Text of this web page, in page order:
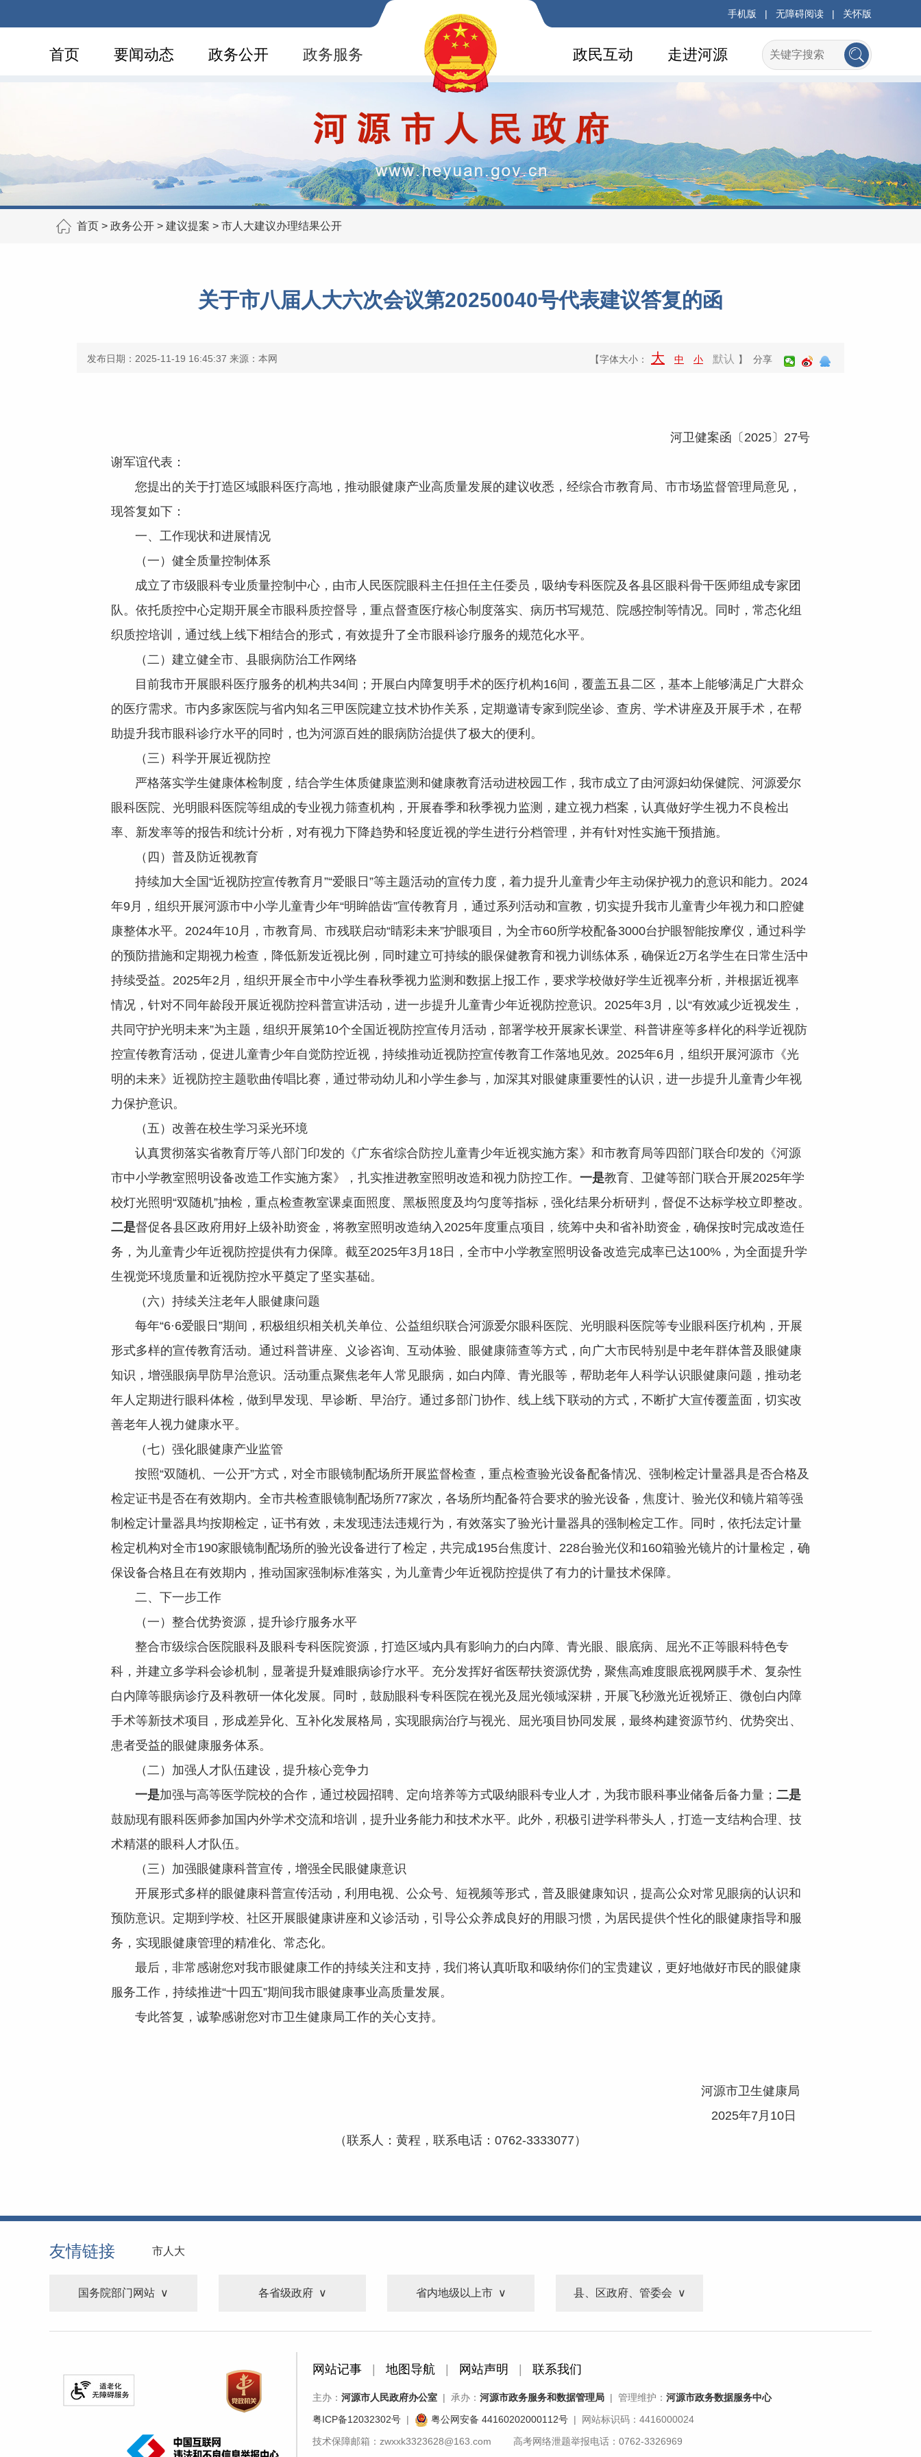
手机版 | 无障碍阅读 | 关怀版
首页 要闻动态 政务公开 政务服务 走进河源
政民互动
首页 > 政务公开 > 建议提案 > 市人大建议办理结果公开
关于市八届人大六次会议第20250040号代表建议答复的函
发布日期：2025-11-19 16:45:37 来源：本网 【字体大小： 大 中 小 默认 】 分享
河卫健案函〔2025〕27号
谢军谊代表：
您提出的关于打造区域眼科医疗高地，推动眼健康产业高质量发展的建议收悉，经综合市教育局、市市场监督管理局意见，
现答复如下：
一、工作现状和进展情况
（一）健全质量控制体系
成立了市级眼科专业质量控制中心，由市人民医院眼科主任担任主任委员，吸纳专科医院及各县区眼科骨干医师组成专家团
队。依托质控中心定期开展全市眼科质控督导，重点督查医疗核心制度落实、病历书写规范、院感控制等情况。同时，常态化组
织质控培训，通过线上线下相结合的形式，有效提升了全市眼科诊疗服务的规范化水平。
（二）建立健全市、县眼病防治工作网络
目前我市开展眼科医疗服务的机构共34间；开展白内障复明手术的医疗机构16间，覆盖五县二区，基本上能够满足广大群众
的医疗需求。市内多家医院与省内知名三甲医院建立技术协作关系，定期邀请专家到院坐诊、查房、学术讲座及开展手术，在帮
助提升我市眼科诊疗水平的同时，也为河源百姓的眼病防治提供了极大的便利。
（三）科学开展近视防控
严格落实学生健康体检制度，结合学生体质健康监测和健康教育活动进校园工作，我市成立了由河源妇幼保健院、河源爱尔
眼科医院、光明眼科医院等组成的专业视力筛查机构，开展春季和秋季视力监测，建立视力档案，认真做好学生视力不良检出
率、新发率等的报告和统计分析，对有视力下降趋势和轻度近视的学生进行分档管理，并有针对性实施干预措施。
（四）普及防近视教育
持续加大全国“近视防控宣传教育月”“爱眼日”等主题活动的宣传力度，着力提升儿童青少年主动保护视力的意识和能力。2024
年9月，组织开展河源市中小学儿童青少年“明眸皓齿”宣传教育月，通过系列活动和宣教，切实提升我市儿童青少年视力和口腔健
康整体水平。2024年10月，市教育局、市残联启动“睛彩未来”护眼项目，为全市60所学校配备3000台护眼智能按摩仪，通过科学
的预防措施和定期视力检查，降低新发近视比例，同时建立可持续的眼保健教育和视力训练体系，确保近2万名学生在日常生活中
持续受益。2025年2月，组织开展全市中小学生春秋季视力监测和数据上报工作，要求学校做好学生近视率分析，并根据近视率
情况，针对不同年龄段开展近视防控科普宣讲活动，进一步提升儿童青少年近视防控意识。2025年3月，以“有效减少近视发生，
共同守护光明未来”为主题，组织开展第10个全国近视防控宣传月活动，部署学校开展家长课堂、科普讲座等多样化的科学近视防
控宣传教育活动，促进儿童青少年自觉防控近视，持续推动近视防控宣传教育工作落地见效。2025年6月，组织开展河源市《光
明的未来》近视防控主题歌曲传唱比赛，通过带动幼儿和小学生参与，加深其对眼健康重要性的认识，进一步提升儿童青少年视
力保护意识。
（五）改善在校生学习采光环境
认真贯彻落实省教育厅等八部门印发的《广东省综合防控儿童青少年近视实施方案》和市教育局等四部门联合印发的《河源
市中小学教室照明设备改造工作实施方案》，扎实推进教室照明改造和视力防控工作。 一是教育、卫健等部门联合开展2025年学
校灯光照明“双随机”抽检，重点检查教室课桌面照度、黑板照度及均匀度等指标，强化结果分析研判，督促不达标学校立即整改。
二是督促各县区政府用好上级补助资金，将教室照明改造纳入2025年度重点项目，统筹中央和省补助资金，确保按时完成改造任
务，为儿童青少年近视防控提供有力保障。截至2025年3月18日，全市中小学教室照明设备改造完成率已达100%，为全面提升学
生视觉环境质量和近视防控水平奠定了坚实基础。
（六）持续关注老年人眼健康问题
每年“6·6爱眼日”期间，积极组织相关机关单位、公益组织联合河源爱尔眼科医院、光明眼科医院等专业眼科医疗机构，开展
形式多样的宣传教育活动。通过科普讲座、义诊咨询、互动体验、眼健康筛查等方式，向广大市民特别是中老年群体普及眼健康
知识，增强眼病早防早治意识。活动重点聚焦老年人常见眼病，如白内障、青光眼等，帮助老年人科学认识眼健康问题，推动老
年人定期进行眼科体检，做到早发现、早诊断、早治疗。通过多部门协作、线上线下联动的方式，不断扩大宣传覆盖面，切实改
善老年人视力健康水平。
（七）强化眼健康产业监管
按照“双随机、一公开”方式，对全市眼镜制配场所开展监督检查，重点检查验光设备配备情况、强制检定计量器具是否合格及
检定证书是否在有效期内。全市共检查眼镜制配场所77家次，各场所均配备符合要求的验光设备，焦度计、验光仪和镜片箱等强
制检定计量器具均按期检定，证书有效，未发现违法违规行为，有效落实了验光计量器具的强制检定工作。同时，依托法定计量
检定机构对全市190家眼镜制配场所的验光设备进行了检定，共完成195台焦度计、228台验光仪和160箱验光镜片的计量检定，确
保设备合格且在有效期内，推动国家强制标准落实，为儿童青少年近视防控提供了有力的计量技术保障。
二、下一步工作
（一）整合优势资源，提升诊疗服务水平
整合市级综合医院眼科及眼科专科医院资源，打造区域内具有影响力的白内障、青光眼、眼底病、屈光不正等眼科特色专
科，并建立多学科会诊机制，显著提升疑难眼病诊疗水平。充分发挥好省医帮扶资源优势，聚焦高难度眼底视网膜手术、复杂性
白内障等眼病诊疗及科教研一体化发展。同时，鼓励眼科专科医院在视光及屈光领域深耕，开展飞秒激光近视矫正、微创白内障
手术等新技术项目，形成差异化、互补化发展格局，实现眼病治疗与视光、屈光项目协同发展，最终构建资源节约、优势突出、
患者受益的眼健康服务体系。
（二）加强人才队伍建设，提升核心竞争力
一是加强与高等医学院校的合作，通过校园招聘、定向培养等方式吸纳眼科专业人才，为我市眼科事业储备后备力量； 二是
鼓励现有眼科医师参加国内外学术交流和培训，提升业务能力和技术水平。此外，积极引进学科带头人，打造一支结构合理、技
术精湛的眼科人才队伍。
（三）加强眼健康科普宣传，增强全民眼健康意识
开展形式多样的眼健康科普宣传活动，利用电视、公众号、短视频等形式，普及眼健康知识，提高公众对常见眼病的认识和
预防意识。定期到学校、社区开展眼健康讲座和义诊活动，引导公众养成良好的用眼习惯，为居民提供个性化的眼健康指导和服
务，实现眼健康管理的精准化、常态化。
最后，非常感谢您对我市眼健康工作的持续关注和支持，我们将认真听取和吸纳你们的宝贵建议，更好地做好市民的眼健康
服务工作，持续推进“十四五”期间我市眼健康事业高质量发展。
专此答复，诚挚感谢您对市卫生健康局工作的关心支持。
河源市卫生健康局
2025年7月10日
（联系人：黄程，联系电话：0762-3333077）
友情链接 市人大
国务院部门网站 各省级政府 省内地级以上市 县、区政府、管委会
网站记事 地图导航 网站声明 联系我们
主办： 河源市人民政府办公室 | 承办： 河源市政务服务和数据管理局 | 管理维护： 河源市政务数据服务中心
粤ICP备12032302号 | 粤公网安备 44160202000112号 | 网站标识码：4416000024
技术保障邮箱：zwxxk3323628@163.com 高考网络泄题举报电话：0762-3326969